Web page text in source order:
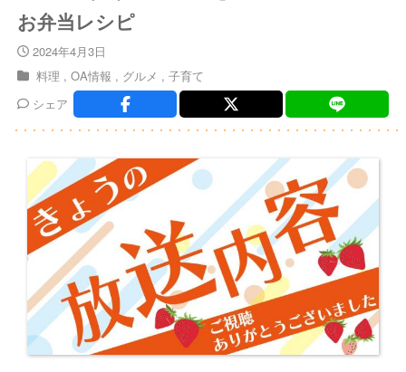
お弁当レシピ
2024年4月3日
料理
OA情報 グルメ
子育て
シェア